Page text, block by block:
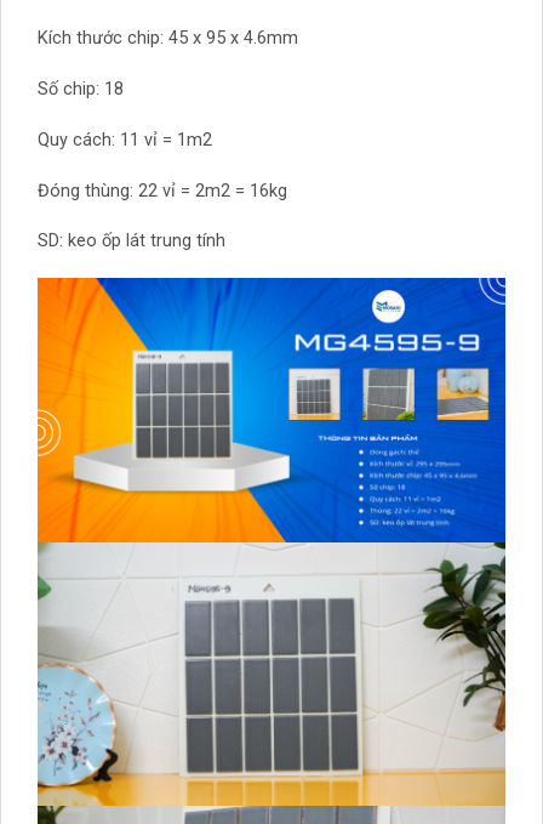
Kích thước chip: 45 x 95 x 4.6mm
Số chip: 18
Quy cách: 11 vỉ = 1m2
Đóng thùng: 22 vỉ = 2m2 = 16kg
SD: keo ốp lát trung tính